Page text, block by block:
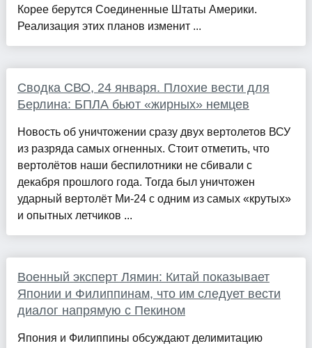
Корее берутся Соединенные Штаты Америки.
Реализация этих планов изменит ...
Сводка СВО, 24 января. Плохие вести для
Берлина: БПЛА бьют «жирных» немцев
Новость об уничтожении сразу двух вертолетов ВСУ
из разряда самых огненных. Стоит отметить, что
вертолётов наши беспилотники не сбивали с
декабря прошлого года. Тогда был уничтожен
ударный вертолёт Ми-24 с одним из самых «крутых»
и опытных летчиков ...
Военный эксперт Лямин: Китай показывает
Японии и Филиппинам, что им следует вести
диалог напрямую с Пекином
Япония и Филиппины обсуждают делимитацию